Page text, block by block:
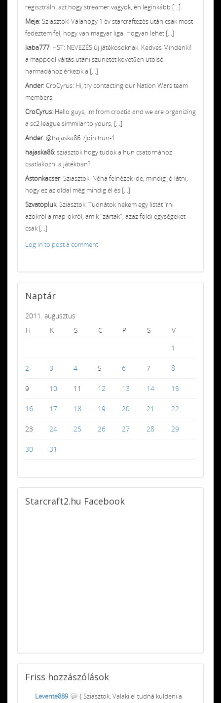
regisztrálni azt hogy streamer vagyok, én leginkább [...]
Meja: Sziasztok! Valahogy 1 év starcraftezés után csak most
fedeztem fel, hogy van magyar liga. Hogyan lehet [...]
kaba777: HST: NEVEZÉS új játékosoknak. Kedves Mindenki!
a mappool váltás utáni szünetet követően utolsó
harmadához érkezik a [...]
Ander: CroCyrus: Hi, try contacting our Nation Wars team
members.
CroCyrus: Hello guys, im from croatia and we are organizing
a sc2 league simmilar to yours, [...]
Ander: @hajaska86: /join hun-1
hajaska86: sziasztok hogy tudok a hun csatornához
csatlakozni a játékban?
Astonkacser: Sziasztok! Néha felnézek ide, mindig jó látni,
hogy ez az oldal még mindig él és [...]
Szvatopluk: Sziasztok! Tudnátok nekem egy listát írni
azokról a map-okról, amik "zártak", azaz földi egységeket
csak [...]
Log in to post a comment.
Naptár
2011. augusztus
H
K S C P S
V
1
2 3 4 5 6 7 8
9 10 11 12 13 14 15
16 17 18 19 20 21 22
23 24 25 26 27 28 29
30 31
Starcraft2.hu Facebook
Friss hozzászólások
Levente889 { Sziasztok, Valaki el tudná küldeni a